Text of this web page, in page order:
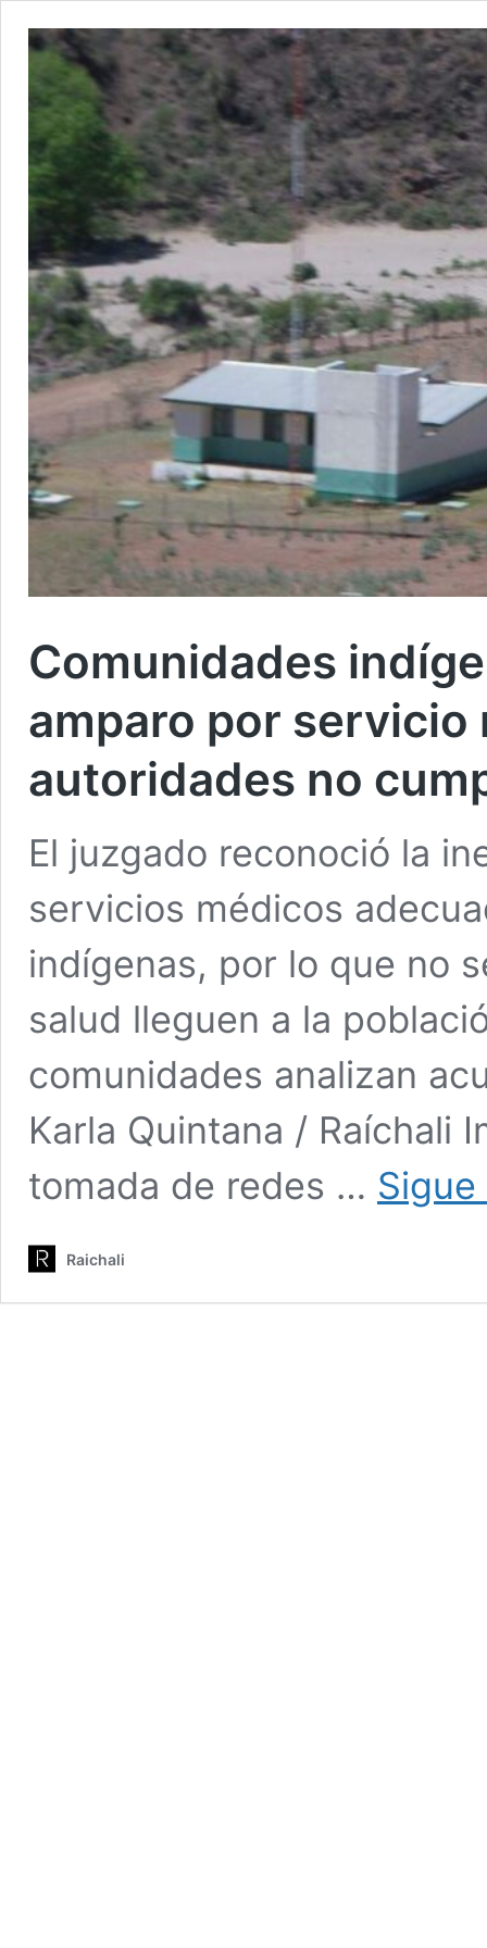
Comunidades
amparo por servicio
autoridades no
El juzgado reconoció la
servicios médicos
indígenas, por lo que no
salud lleguen a la
comunidades analizan
Karla Quintana / Raíchali
tomada de redes …
Raichali